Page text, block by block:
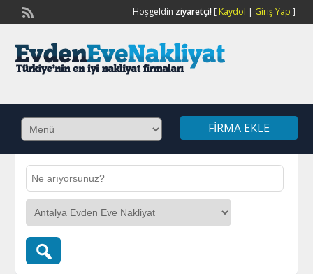
Hoşgeldin ziyaretçi![ Kaydol | Giriş Yap ]
FIRMA EKLE